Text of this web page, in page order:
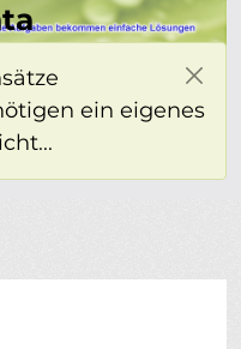
ein eigenes